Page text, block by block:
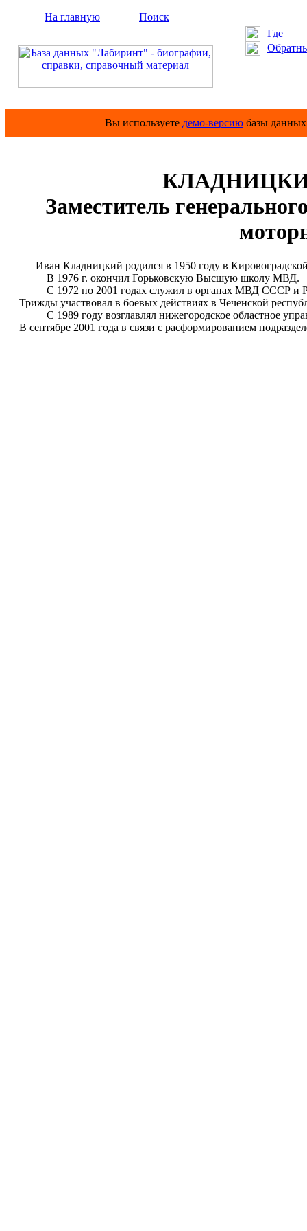
На главную
Поиск
Где
Вы используете демо-версию базы
Заместитель
Иван Кладницкий родился в 1950 году в
В 1976 г. окончил Горьковскую Высшую школу МВД.
С 1972 по 2001 годах служил в органах МВД СССР и
Трижды участвовал в боевых действиях в Чеченской
С 1989 году возглавлял нижегородское областное
В сентябре 2001 года в связи с расформированием